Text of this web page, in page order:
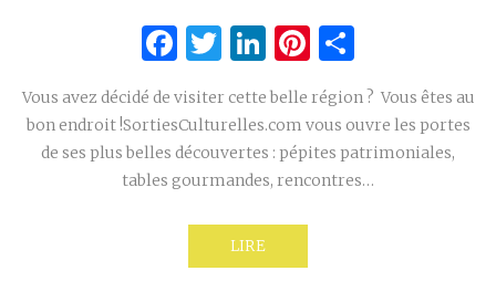
Facebook
Twitter
LinkedIn
Pinterest
Vous avez décidé de visiter cette belle région ? Vous êtes au
bon endroit !SortiesCulturelles.com vous ouvre les portes
de ses plus belles découvertes : pépites patrimoniales,
tables gourmandes, rencontres…
LIRE